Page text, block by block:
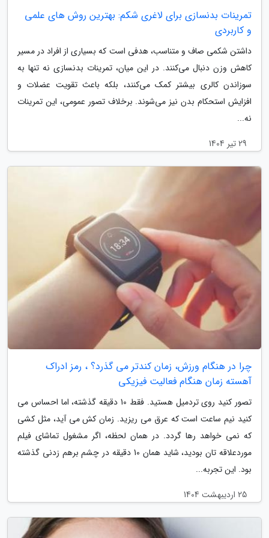
تمرینات بدنسازی برای لاغری شکم: بهترین روش های علمی
و کاربردی
داشتن شکمی صاف و متناسب، هدفی است که بسیاری از افراد در مسیر
کاهش وزن دنبال می‌کنند. در این میان، تمرینات بدنسازی نه تنها به
سوزاندن کالری بیشتر کمک می‌کنند، بلکه باعث تقویت عضلات و
افزایش استحکام بدن نیز می‌شوند. برخلاف تصور عمومی، این تمرینات
نه...
29 تیر 1404
چرا در هنگام ورزش، زمان کندتر می گذرد؟ ، رمز ادراک
آهسته زمان هنگام فعالیت فیزیکی
تصور کنید روی تردمیل هستید. فقط 10 دقیقه گذشته، اما احساس می
کنید نیم ساعت است که عرق می ریزید. زمان کش می آید، مثل کشی
که نمی خواهد رها گردد. در همان لحظه، اگر مشغول تماشای فیلم
موردعلاقه تان بودید، شاید همان 10 دقیقه در چشم برهم زدنی گذشته
بود. این تجربه...
25 اردیبهشت 1404